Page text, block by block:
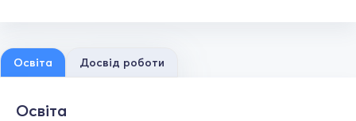
Освіта Досвід роботи
Освіта